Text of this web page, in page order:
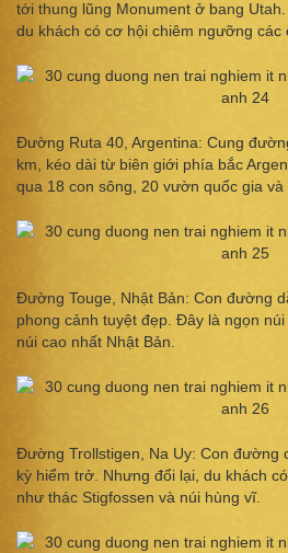
tới thung lũng Monument ở bang
du khách có cơ hội chiêm ngưỡng các
Đường Ruta 40, Argentina: Cung
km, kéo dài từ biên giới phía bắc
qua 18 con sông, 20 vườn quốc gia và
Đường Touge, Nhật Bản: Con đường
phong cảnh tuyệt đẹp. Đây là ngọn
núi cao nhất Nhật Bản.
Đường Trollstigen, Na Uy: Con đường
kỳ hiểm trở. Nhưng đổi lại, du khách
như thác Stigfossen và núi hùng vĩ.